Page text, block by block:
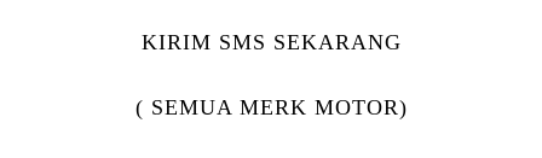
KIRIM SMS SEKARANG
( SEMUA MERK MOTOR)